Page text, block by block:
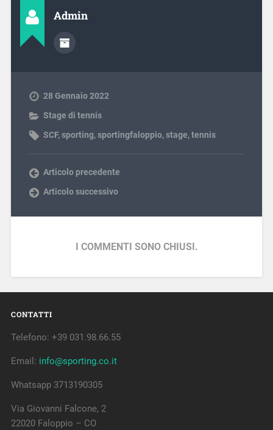
Admin
28 Gennaio 2022
Stage di tennis
SCF,sporting,sportingfaloppio,stage,tennis
Articolo precedente
Articolo successivo
I COMMENTI SONO CHIUSI.
CONTATTI
Telefono: +39 031.98.66.55
Email: info@sporting.co.it
Whatsapp 3713190305
Via Giovanni Falcone, 2
22020 Faloppio – CO